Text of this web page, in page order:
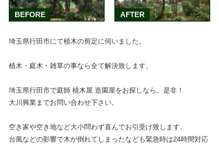
BEFORE AFTER
埼玉県行田市にて植木の剪定に伺いました。
植木・庭木・雑草の事なら全て解決致します。
埼玉県行田市で庭師 植木屋 造園屋をお探しなら、是非！
大川興業までお問い合わせ下さい。
空き家や空き地など大小問わず喜んでお引受け致します。
台風などの影響で木が倒れてしまったなども緊急時は24時間対応